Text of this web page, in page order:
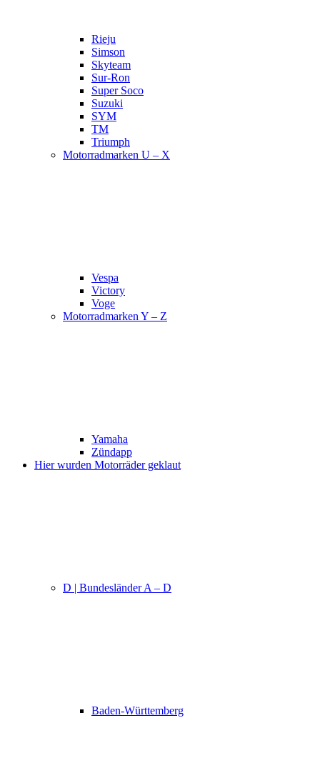
Rieju
Simson
Skyteam
Sur-Ron
Super Soco
Suzuki
SYM
TM
Triumph
Motorradmarken U – X
Vespa
Victory
Voge
Motorradmarken Y – Z
Yamaha
Zündapp
Hier wurden Motorräder geklaut
D | Bundesländer A – D
Baden-Württemberg